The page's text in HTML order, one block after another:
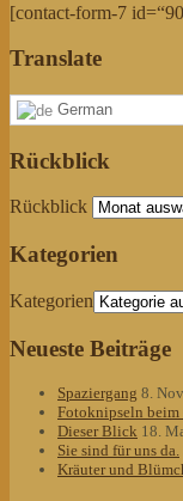
[contact-form-7
Translate
German
Rückblick
Rückblick
Kategorien
Kategorien
Neueste Beiträge
Spaziergang 8.
Fotoknipseln
Dieser Blick 18.
Sie sind für uns da.
Kräuter und